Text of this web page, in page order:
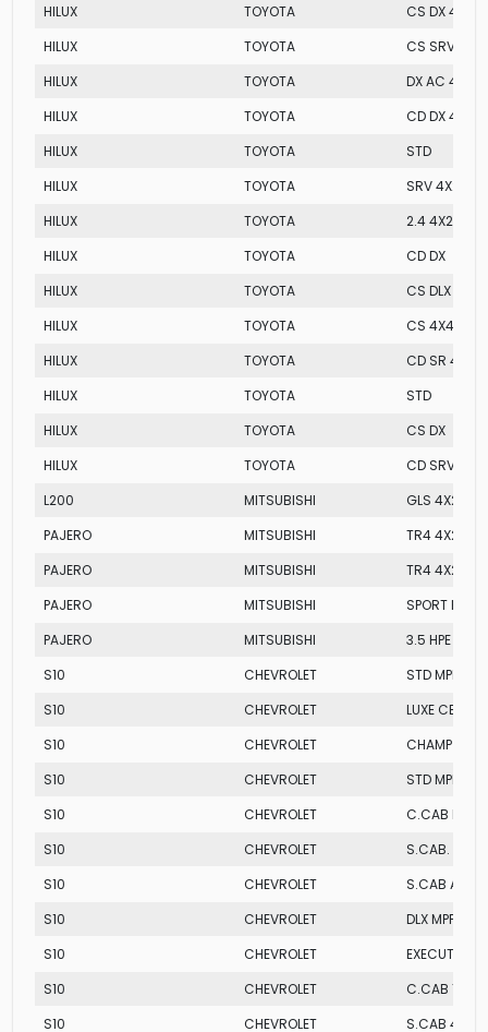
HILUX
TOYOTA
CS DX 4X2
HILUX
TOYOTA
CS SRV
HILUX
TOYOTA
DX AC 4X2
HILUX
TOYOTA
CD DX 4X2
HILUX
TOYOTA
STD
HILUX
TOYOTA
SRV 4X2
HILUX
TOYOTA
2.4 4X2
HILUX
TOYOTA
CD DX
HILUX
TOYOTA
CS DLX 4X2
HILUX
TOYOTA
CS 4X4
HILUX
TOYOTA
CD SR 4X2
HILUX
TOYOTA
STD
HILUX
TOYOTA
CS DX
HILUX
TOYOTA
CD SRV
L200
MITSUBISHI
GLS 4X2 CD
PAJERO
MITSUBISHI
TR4 4X2 MT
PAJERO
MITSUBISHI
TR4 4X2 AT
PAJERO
MITSUBISHI
SPORT HPE
PAJERO
MITSUBISHI
3.5 HPE FLEX
S10
CHEVROLET
STD MPFI
S10
CHEVROLET
LUXE CE
S10
CHEVROLET
CHAMP 4.3
S10
CHEVROLET
STD MPFI
S10
CHEVROLET
C.CAB
S10
CHEVROLET
S.CAB. STD
S10
CHEVROLET
S.CAB
S10
CHEVROLET
DLX MPFI
S10
CHEVROLET
EXECUTIVE
S10
CHEVROLET
C.CAB
S10
CHEVROLET
S.CAB 4X2